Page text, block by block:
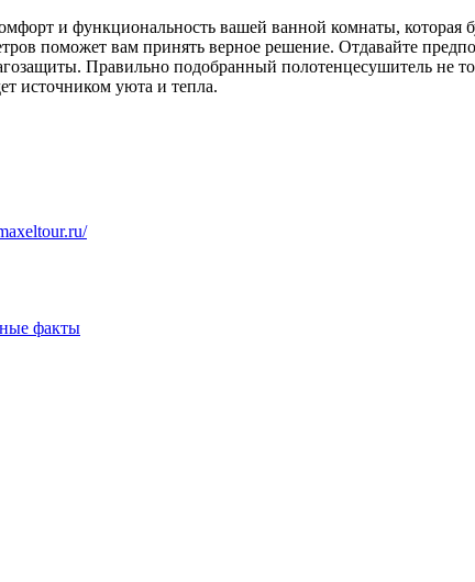
и функциональность вашей ванной комнаты, которая
поможет вам принять верное решение. Отдавайте
Правильно подобранный полотенцесушитель не
источником уюта и тепла.
факты